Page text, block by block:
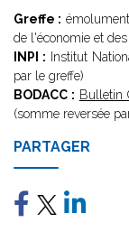
Greffe :
de l'économie et
INPI : Institut
par le greffe)
BODACC : Bulletin
(somme reversée
PARTAGER